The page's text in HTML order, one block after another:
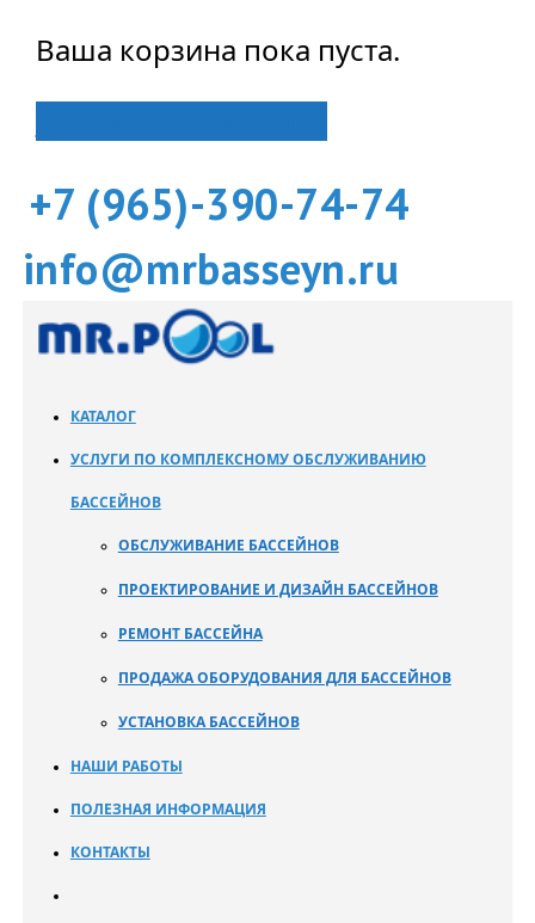
Ваша корзина пока пуста.
+7 (965)-390-74-74
info@mrbasseyn.ru
КАТАЛОГ
УСЛУГИ ПО КОМПЛЕКСНОМУ ОБСЛУЖИВАНИЮ
БАССЕЙНОВ
ОБСЛУЖИВАНИЕ БАССЕЙНОВ
ПРОЕКТИРОВАНИЕ И ДИЗАЙН БАССЕЙНОВ
РЕМОНТ БАССЕЙНА
ПРОДАЖА ОБОРУДОВАНИЯ ДЛЯ БАССЕЙНОВ
УСТАНОВКА БАССЕЙНОВ
НАШИ РАБОТЫ
ПОЛЕЗНАЯ ИНФОРМАЦИЯ
КОНТАКТЫ